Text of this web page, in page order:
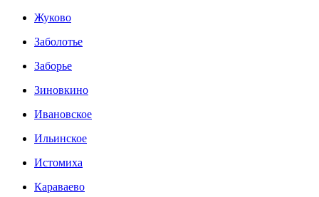
Жуково
Заболотье
Заборье
Зиновкино
Ивановское
Ильинское
Истомиха
Караваево